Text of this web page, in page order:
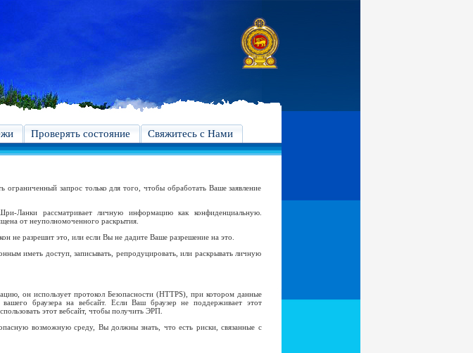
Проверять состояние Свяжитесь с Нами
ограниченный запрос только для того, чтобы обработать Ваше заявление
Ланки рассматривает личную информацию как конфиденциальную.
от неуполномоченного раскрытия.
не разрешит это, или если Вы не дадите Ваше разрешение на это.
иметь доступ, записывать, репродуцировать, или раскрывать личную
он использует протокол Безопасности (HTTPS), при котором данные
браузера на вебсайт. Если Ваш браузер не поддерживает этот
этот вебсайт, чтобы получить ЭРП.
возможную среду, Вы должны знать, что есть риски, связанные с